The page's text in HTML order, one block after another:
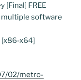
[Final] FREE
software
[x86-x64]
02/metro-